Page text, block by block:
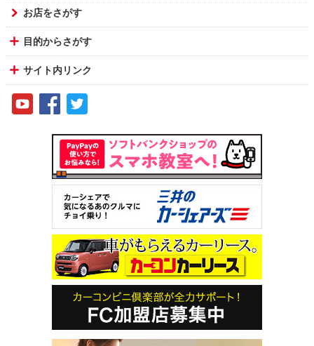
お店をさがす
目的からさがす
サイト内リンク